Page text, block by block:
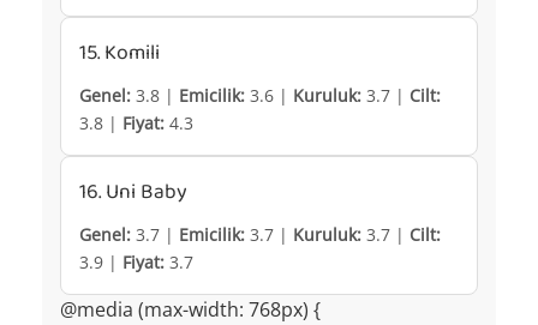
15. Komili
Genel: 3.8 | Emicilik: 3.6 | Kuruluk: 3.7 | Cilt:
3.8 | Fiyat: 4.3
16. Uni Baby
Genel: 3.7 | Emicilik: 3.7 | Kuruluk: 3.7 | Cilt:
3.9 | Fiyat: 3.7
@media (max-width: 768px) {